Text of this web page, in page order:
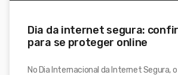
Dia da internet segura:
para se proteger online
No Dia Internacional da Internet Segura,